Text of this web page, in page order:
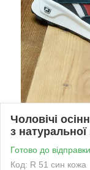
Чоловічі
з
Готово до відправки
Код: R 51 син кожа